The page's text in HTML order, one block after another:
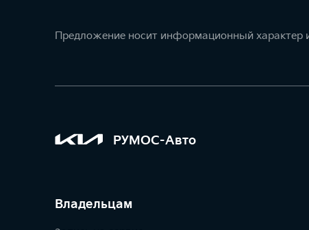
Предложение носит информационный характер
РУМОС-Авто
Владельцам